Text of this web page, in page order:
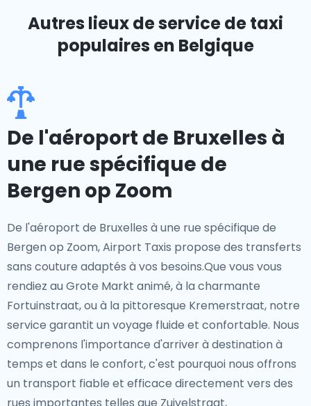
Autres lieux de service de taxi
populaires en Belgique
De l'aéroport de Bruxelles à
une rue spécifique de
Bergen op Zoom
De l'aéroport de Bruxelles à une rue spécifique de
Bergen op Zoom, Airport Taxis propose des transferts
sans couture adaptés à vos besoins.Que vous vous
rendiez au Grote Markt animé, à la charmante
Fortuinstraat, ou à la pittoresque Kremerstraat, notre
service garantit un voyage fluide et confortable. Nous
comprenons l'importance d'arriver à destination à
temps et dans le confort, c'est pourquoi nous offrons
un transport fiable et efficace directement vers des